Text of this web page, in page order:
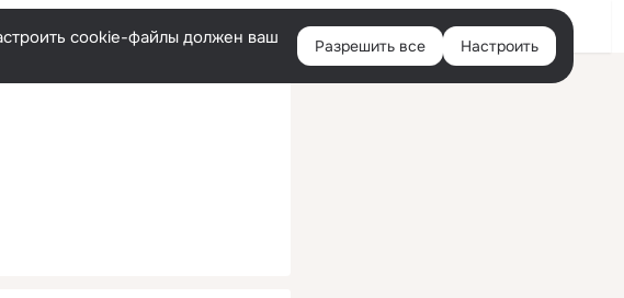
Русский Войти
cookie-файлы должен ваш
Разрешить все Настроить